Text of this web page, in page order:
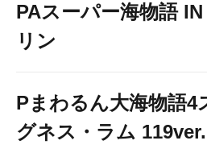
PAスーパー海物語
リン
Pまわるん大海物語
グネス・ラム 119ver.